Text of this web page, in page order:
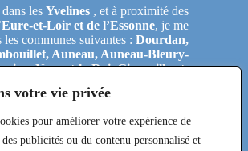
votre vie privée
pour améliorer votre expérience de
publicités ou du contenu personnalisé et
dans lesYvelines , et à proximité des
Eure-et-Loir et de l’Essonne, je me
les communes suivantes :Dourdan,
Auneau, Auneau-Bleury-
Nogent-le-Roi, Gironville-et-
Épernon, Le Perray-en-Yvelines,
en-Yvelines, Étréchy, Morigny-
Toury, Eole-en-Beauce, Les